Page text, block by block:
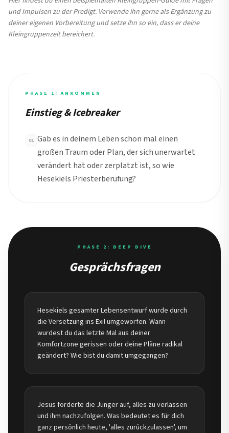
und Impulsen zu der Predigt. Verwende ihn gerne als Ergänzung zu
deiner eigenen Vorbereitung und setze ihn so ein, dass er deine
Kleingruppenzeit bereichert.
PHASE 1: ANKOMMEN
Einstieg & Icebreaker
01 Gab es in deinem Leben schon mal einen
großen Traum oder Plan, der sich unerwartet
verändert hat oder zerplatzt ist, so wie
Hesekiels Priesterberufung?
PHASE 2: DEEP DIVE
Gesprächsfragen
Hesekiels gesamter Lebensentwurf wurde durch
die Versetzung ins Exil umgeworfen. Wann
wurdest du das letzte Mal aus deiner
Komfortzone gerissen oder deine Pläne radikal
geändert? Wie bist du damit umgegangen?
Jesus forderte die Jünger auf, alles zu verlassen
und ihm nachzufolgen. Was bedeutet es für dich
ganz persönlich heute, 'alles zurückzulassen', um